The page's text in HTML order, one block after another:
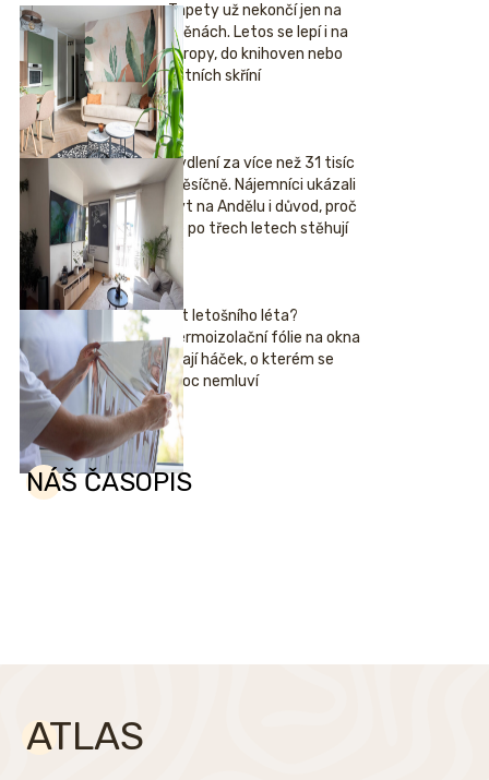
Tapety už nekončí jen na
stěnách. Letos se lepí i na
stropy, do knihoven nebo
šatních skříní
Bydlení za více než 31 tisíc
měsíčně. Nájemníci ukázali
byt na Andělu i důvod, proč
se po třech letech stěhují
Hit letošního léta?
Termoizolační fólie na okna
mají háček, o kterém se
moc nemluví
NÁŠ ČASOPIS
ATLAS